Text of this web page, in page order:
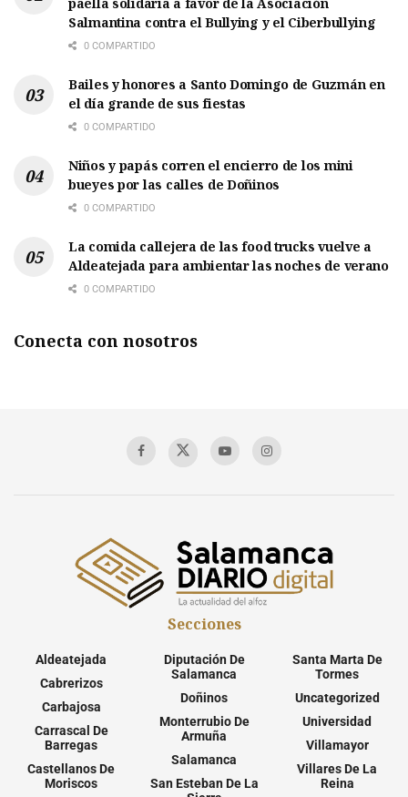
Salmantina contra el Bullying y el Ciberbullying
0 COMPARTIDO
Bailes y honores a Santo Domingo de Guzmán en
el día grande de sus fiestas
0 COMPARTIDO
Niños y papás corren el encierro de los mini
bueyes por las calles de Doñinos
0 COMPARTIDO
La comida callejera de las food trucks vuelve a
Aldeatejada para ambientar las noches de verano
0 COMPARTIDO
Conecta con nosotros
Secciones
Aldeatejada
Cabrerizos
Carbajosa
Carrascal De
Barregas
Castellanos De
Moriscos
Diputación De
Salamanca
Doñinos
Monterrubio De
Armuña
Salamanca
San Esteban De La
Santa Marta De
Tormes
Uncategorized
Universidad
Villamayor
Villares De La
Reina